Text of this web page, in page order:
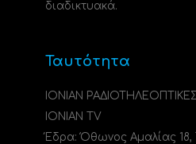
διαδικτυακά.
Ταυτότητα
ΙΟΝΙΑΝ
IONIAN TV
Έδρα: Όθωνος Αμαλίας 18,